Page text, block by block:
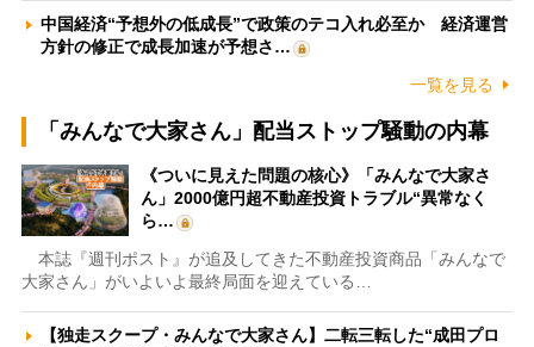
中国経済“予想外の低成長”で政策のテコ入れ必至か 経済運営
方針の修正で成長加速が予想さ…
一覧を見る
「みんなで大家さん」配当ストップ騒動の内幕
《ついに見えた問題の核心》「みんなで大家さ
ん」2000億円超不動産投資トラブル“異常なく
ら…
本誌『週刊ポスト』が追及してきた不動産投資商品「みんなで
大家さん」がいよいよ最終局面を迎えている…
【独走スクープ・みんなで大家さん】二転三転した“成田プロ